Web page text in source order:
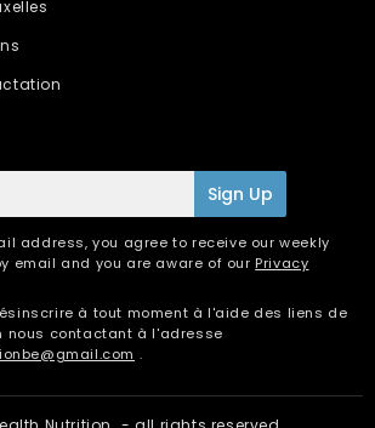
Sign Up
address, you agree to receive our weekly
email and you are aware of our Privacy
à tout moment à l'aide des liens de
nous contactant à l'adresse
.